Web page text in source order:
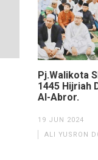
Pj.Walikota
1445 Hijriah
Al-Abror.
19 JUN 2024
ALI YUSRON